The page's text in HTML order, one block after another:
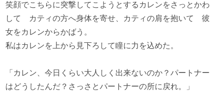
笑顔でこちらに突撃してこようとするカレンをさっとかわ
して カティの方へ身体を寄せ、カティの肩を抱いて 彼
女をカレンからかばう。
私はカレンを上から見下ろして瞳に力を込めた。
「カレン、今日くらい大人しく出来ないのか？パートナー
はどうしたんだ？さっさとパートナーの所に戻れ。」